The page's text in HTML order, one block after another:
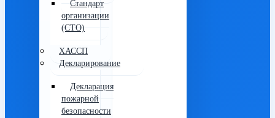
Стандарт
организации
(СТО)
ХАССП
Декларирование
Декларация
пожарной
безопасности